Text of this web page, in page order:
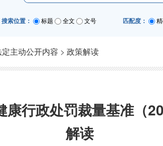
搜索位置： 标题 全文 文号 匹配度：
主动公开内容 > 政策解读
康行政处罚裁量基准（
解读